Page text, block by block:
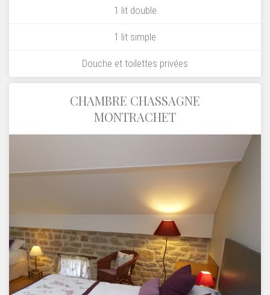
1 lit double
1 lit simple
Douche et toilettes privées
CHAMBRE CHASSAGNE
MONTRACHET